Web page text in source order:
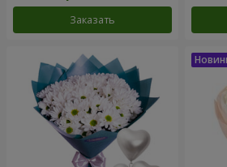
Заказать